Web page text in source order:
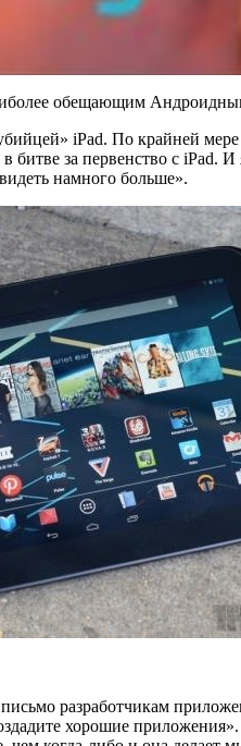
обещающим
iPad. По крайней
в битве за первенство с
намного больше».
письмо разработчикам
хорошие